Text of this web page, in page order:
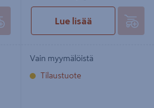
Lue lisää
Vain myymälöistä
Tilaustuote